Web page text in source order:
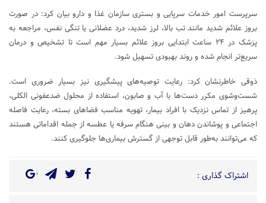
سرپرست امور خدمات سرپایی و بستری سازمان غذا و دارو بیان کرد: در صورت
بروز علائم شدید مانند تب بالا، لرز شدید، درد عضلانی یا تنگی نفس، مراجعه به
پزشک در ۲۴ ساعت ابتدایی بروز علائم بسیار مهم است تا تشخیص و درمان
سریع‌تر انجام شده و روند بهبودی تسهیل شود.
ذوقی خاطرنشان کرد: رعایت توصیه‌های پیشگیری نیز بسیار ضروری است.
شست‌وشوی مکرر دست‌ها با آب و صابون، استفاده از محلول ضدعفونی الکلی،
پرهیز از تماس نزدیک با افراد بیمار، تهویه مناسب فضاهای بسته، رعایت فاصله
اجتماعی و پوشاندن دهان و بینی هنگام سرفه یا عطسه از جمله اقداماتی هستند
که می‌توانند به‌طور قابل توجهی از گسترش بیماری‌ها جلوگیری کنند.
اشتراک گذاری :